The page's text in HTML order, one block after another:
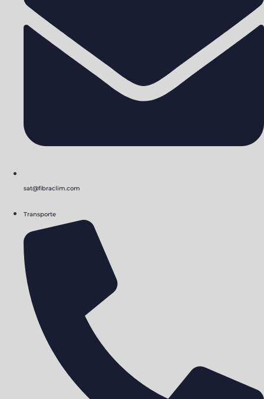
sat@fibraclim.com
Transporte